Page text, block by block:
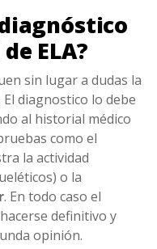
ELA?
sin lugar a dudas la
El diagnostico lo debe
al historial médico
como el
la actividad
o la
. En todo caso el
definitivo y
opinión.